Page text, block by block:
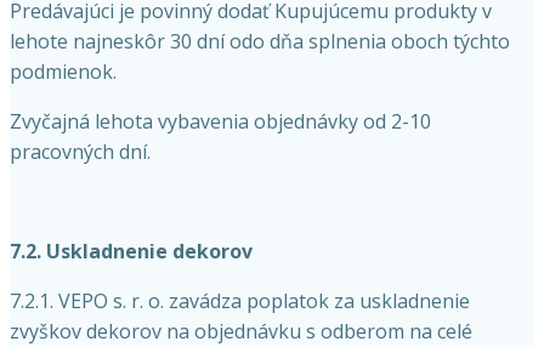
Predávajúci je povinný dodať Kupujúcemu produkty v
lehote najneskôr 30 dní odo dňa splnenia oboch týchto
podmienok.
Zvyčajná lehota vybavenia objednávky od 2-10
pracovných dní.
7.2. Uskladnenie dekorov
7.2.1. VEPO s. r. o. zavádza poplatok za uskladnenie
zvyškov dekorov na objednávku s odberom na celé